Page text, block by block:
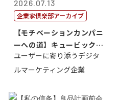
2026.07.13
企業家倶楽部アーカイブ
【モチベーションカンパニ
ーへの道】キュービック代
表取締役CE...
ユーザーに寄り添うデジタ
ルマーケティング企業